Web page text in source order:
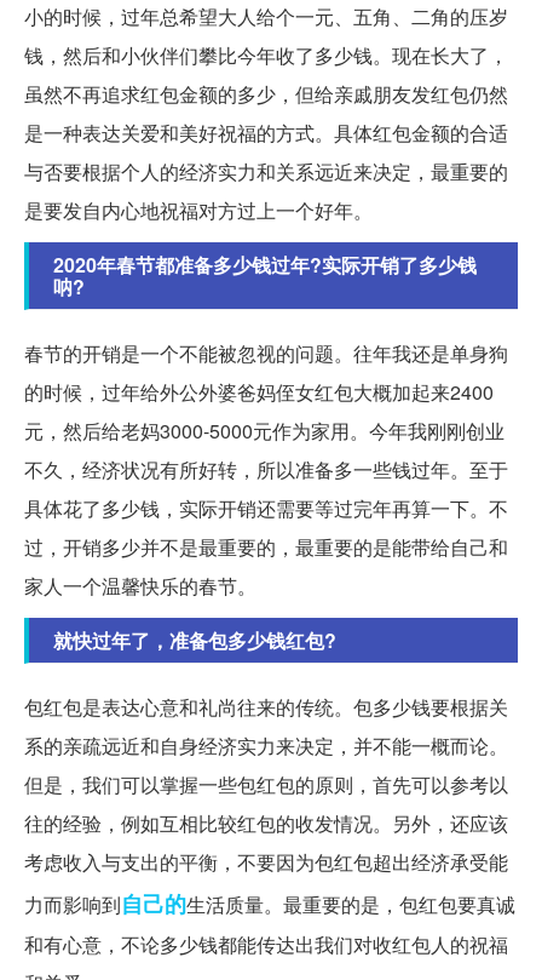
小的时候，过年总希望大人给个一元、五角、二角的压岁
钱，然后和小伙伴们攀比今年收了多少钱。现在长大了，
虽然不再追求红包金额的多少，但给亲戚朋友发红包仍然
是一种表达关爱和美好祝福的方式。具体红包金额的合适
与否要根据个人的经济实力和关系远近来决定，最重要的
是要发自内心地祝福对方过上一个好年。
2020年春节都准备多少钱过年?实际开销了多少钱
呐?
春节的开销是一个不能被忽视的问题。往年我还是单身狗
的时候，过年给外公外婆爸妈侄女红包大概加起来2400
元，然后给老妈3000-5000元作为家用。今年我刚刚创业
不久，经济状况有所好转，所以准备多一些钱过年。至于
具体花了多少钱，实际开销还需要等过完年再算一下。不
过，开销多少并不是最重要的，最重要的是能带给自己和
家人一个温馨快乐的春节。
就快过年了，准备包多少钱红包?
包红包是表达心意和礼尚往来的传统。包多少钱要根据关
系的亲疏远近和自身经济实力来决定，并不能一概而论。
但是，我们可以掌握一些包红包的原则，首先可以参考以
往的经验，例如互相比较红包的收发情况。另外，还应该
考虑收入与支出的平衡，不要因为包红包超出经济承受能
力而影响到自己的生活质量。最重要的是，包红包要真诚
和有心意，不论多少钱都能传达出我们对收红包人的祝福